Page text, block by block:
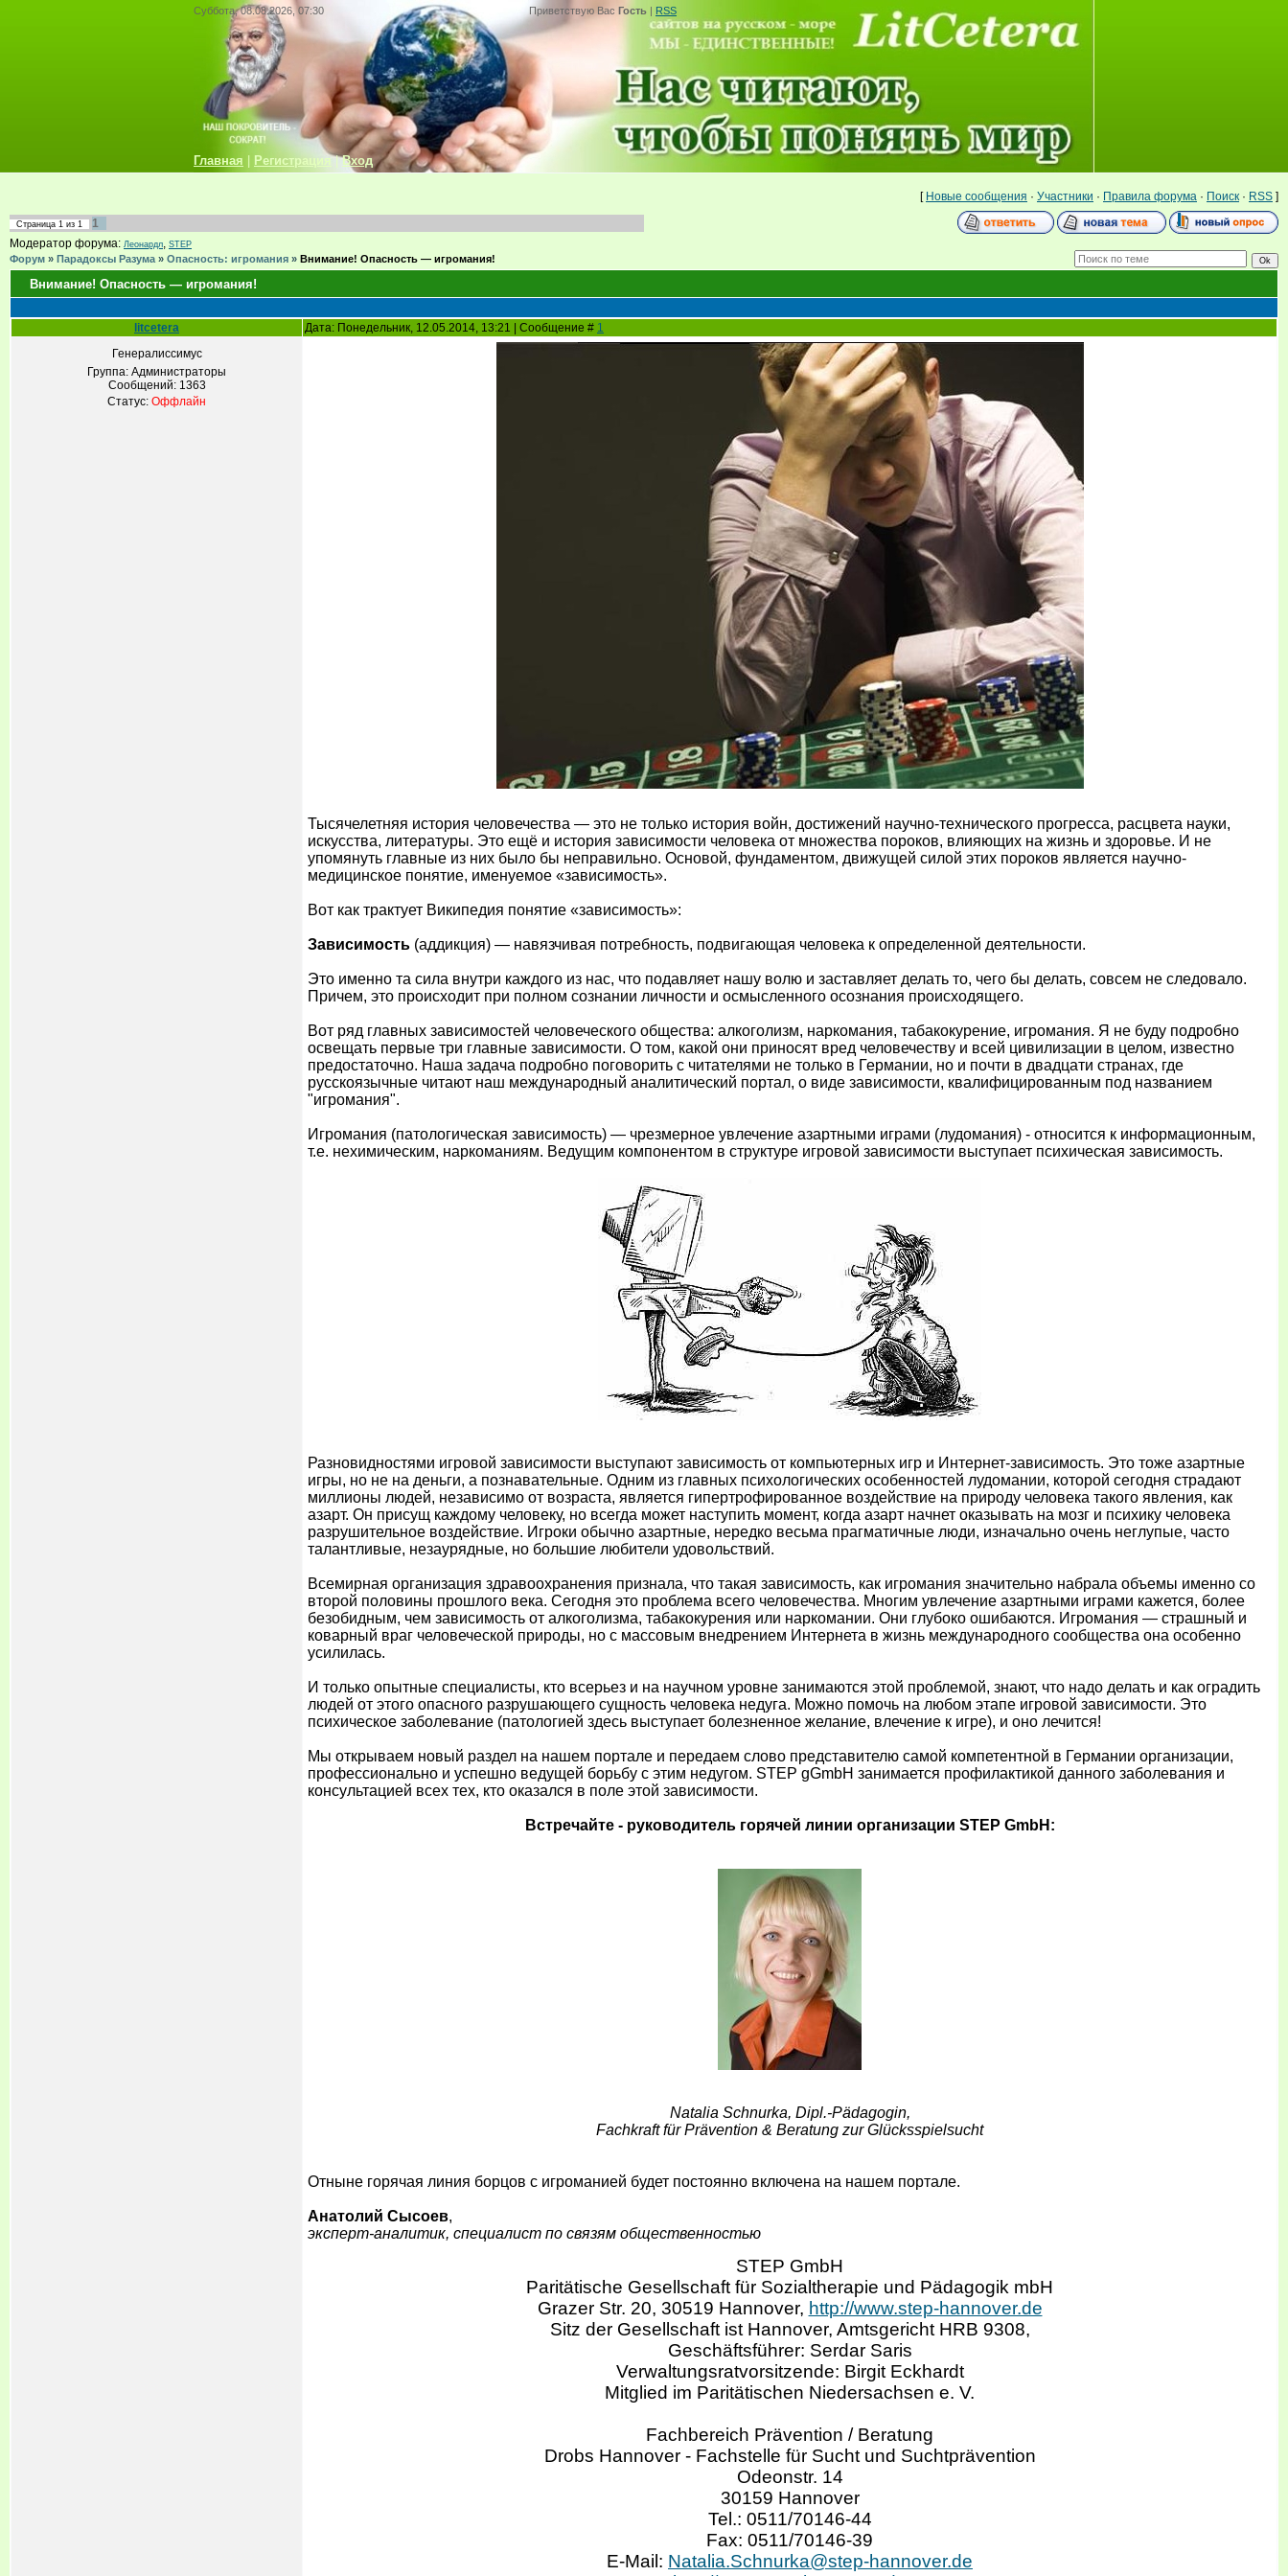
Суббота, 08.08.2026, 07:30 Приветствую Вас Гость | RSS
Главная Регистрация|Вход
[ Новые сообщения · Участники · Правила форума · Поиск · RSS ]
Страница 1 из 1
1
Модератор форума: Леонардл, STEP
Форум » Парадоксы Разума » Опасность: игромания » Внимание! Опасность — игромания!
Внимание! Опасность — игромания!
litcetera Дата: Понедельник, 12.05.2014, 13:21 | Сообщение # 1
Генералиссимус
Группа: Администраторы
Сообщений: 1363
Статус: Оффлайн
Тысячелетняя история человечества — это не только история войн, достижений научно-технического прогресса, расцвета науки,
искусства, литературы. Это ещё и история зависимости человека от множества пороков, влияющих на жизнь и здоровье. И не
упомянуть главные из них было бы неправильно. Основой, фундаментом, движущей силой этих пороков является научно-
медицинское понятие, именуемое «зависимость».
Вот как трактует Википедия понятие «зависимость»:
Зависимость (аддикция) — навязчивая потребность, подвигающая человека к определенной деятельности.
Это именно та сила внутри каждого из нас, что подавляет нашу волю и заставляет делать то, чего бы делать, совсем не следовало.
Причем, это происходит при полном сознании личности и осмысленного осознания происходящего.
Вот ряд главных зависимостей человеческого общества: алкоголизм, наркомания, табакокурение, игромания. Я не буду подробно
освещать первые три главные зависимости. О том, какой они приносят вред человечеству и всей цивилизации в целом, известно
предостаточно. Наша задача подробно поговорить с читателями не только в Германии, но и почти в двадцати странах, где
русскоязычные читают наш международный аналитический портал, о виде зависимости, квалифицированным под названием
"игромания".
Игромания (патологическая зависимость) — чрезмерное увлечение азартными играми (лудомания) - относится к информационным,
т.е. нехимическим, наркоманиям. Ведущим компонентом в структуре игровой зависимости выступает психическая зависимость.
Разновидностями игровой зависимости выступают зависимость от компьютерных игp и Интернет-зависимость. Это тоже азартные
игры, но не на деньги, а познавательные. Одним из главных психологических особенностей лудомании, которой сегодня страдают
миллионы людей, независимо от возраста, является гипертрофированное воздействие на природу человека такого явления, как
азарт. Он присущ каждому человеку, но всегда может наступить момент, когда азарт начнет оказывать на мозг и психику человека
разрушительное воздействие. Игроки обычно азартные, нередко весьма прагматичные люди, изначально очень неглупые, часто
талантливые, незаурядные, но большие любители удовольствий.
Всемирная организация здравоохранения признала, что такая зависимость, как игромания значительно набрала объемы именно со
второй половины прошлого века. Сегодня это проблема всего человечества. Многим увлечение азартными играми кажется, более
безобидным, чем зависимость от алкоголизма, табакокурения или наркомании. Они глубоко ошибаются. Игромания — страшный и
коварный враг человеческой природы, но с массовым внедрением Интернета в жизнь международного сообщества она особенно
усилилась.
И только опытные специалисты, кто всерьез и на научном уровне занимаются этой проблемой, знают, что надо делать и как оградить
людей от этого опасного разрушающего сущность человека недуга. Можно помочь на любом этапе игровой зависимости. Это
психическое заболевание (патологией здесь выступает болезненное желание, влечение к игре), и оно лечится!
Мы открываем новый раздел на нашем портале и передаем слово представителю самой компетентной в Германии организации,
профессионально и успешно ведущей борьбу с этим недугом. STEP gGmbH занимается профилактикой данного заболевания и
консультацией всех тех, кто оказался в поле этой зависимости.
Встречайте - руководитель горячей линии организации STEP GmbH:
Natalia Schnurka, Dipl.-Pädagogin,
Fachkraft für Prävention & Beratung zur Glücksspielsucht
Отныне горячая линия борцов с игроманией будет постоянно включена на нашем портале.
Анатолий Сысоев,
эксперт-аналитик, специалист по связям общественностью
STEP GmbH
Paritätische Gesellschaft für Sozialtherapie und Pädagogik mbH
Grazer Str. 20, 30519 Hannover, http://www.step-hannover.de
Sitz der Gesellschaft ist Hannover, Amtsgericht HRB 9308,
Geschäftsführer: Serdar Saris
Verwaltungsratvorsitzende: Birgit Eckhardt
Mitglied im Paritätischen Niedersachsen e. V.
Fachbereich Prävention / Beratung
Drobs Hannover - Fachstelle für Sucht und Suchtprävention
Odeonstr. 14
30159 Hannover
Tel.: 0511/70146-44
Fax: 0511/70146-39
E-Mail: Natalia.Schnurka@step-hannover.de